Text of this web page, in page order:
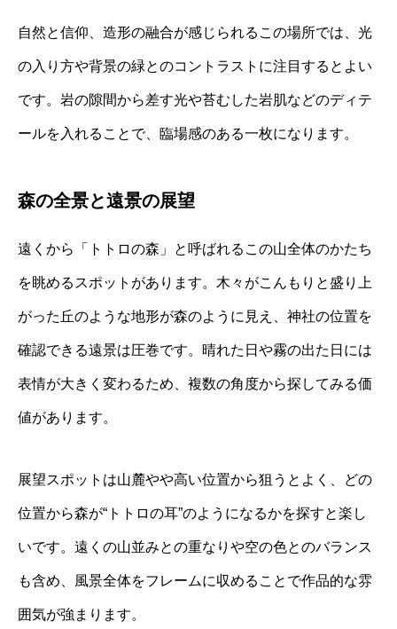
自然と信仰、造形の融合が感じられるこの場所では、光
の入り方や背景の緑とのコントラストに注目するとよい
です。岩の隙間から差す光や苔むした岩肌などのディテ
ールを入れることで、臨場感のある一枚になります。
森の全景と遠景の展望
遠くから「トトロの森」と呼ばれるこの山全体のかたち
を眺めるスポットがあります。木々がこんもりと盛り上
がった丘のような地形が森のように見え、神社の位置を
確認できる遠景は圧巻です。晴れた日や霧の出た日には
表情が大きく変わるため、複数の角度から探してみる価
値があります。
展望スポットは山麓やや高い位置から狙うとよく、どの
位置から森が“トトロの耳”のようになるかを探すと楽し
いです。遠くの山並みとの重なりや空の色とのバランス
も含め、風景全体をフレームに収めることで作品的な雰
囲気が強まります。